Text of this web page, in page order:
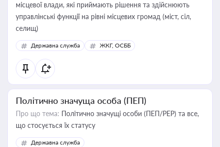
місцевої влади, які приймають рішення та здійснюють
управлінські функції на рівні місцевих громад (міст, сіл,
селищ)
Державна служба ЖКГ, ОСББ
Політично значуща особа (ПЕП)
Про що тема: Політично значущі особи (ПЕП/PEP) та все,
що стосується їх статусу
Державна служба